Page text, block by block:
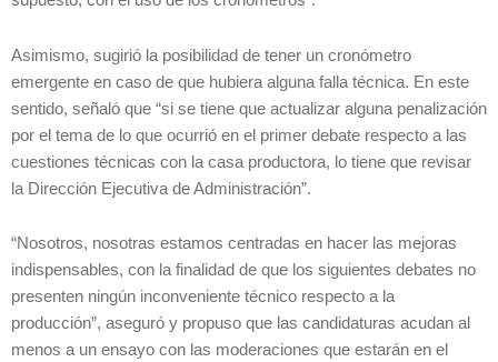
Asimismo, sugirió la posibilidad de tener un cronómetro
emergente en caso de que hubiera alguna falla técnica. En este
sentido, señaló que “si se tiene que actualizar alguna penalización
por el tema de lo que ocurrió en el primer debate respecto a las
cuestiones técnicas con la casa productora, lo tiene que revisar
la Dirección Ejecutiva de Administración”.
“Nosotros, nosotras estamos centradas en hacer las mejoras
indispensables, con la finalidad de que los siguientes debates no
presenten ningún inconveniente técnico respecto a la
producción”, aseguró y propuso que las candidaturas acudan al
menos a un ensayo con las moderaciones que estarán en el